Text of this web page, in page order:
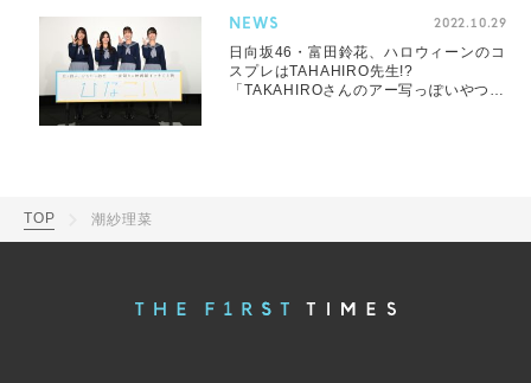
NEWS 2022.10.29
日向坂46・富田鈴花、ハロウィーンのコ
スプレはTAHAHIRO先生!?
「TAKAHIROさんのアー写っぽいやつを
TOP 潮紗理菜